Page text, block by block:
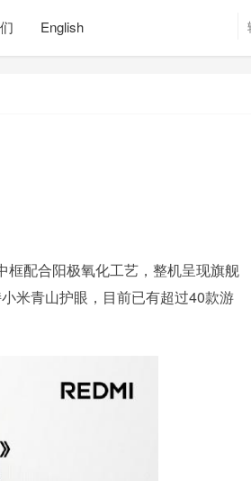
English
配合阳极氧化工艺，整机呈现旗舰
米青山护眼，目前已有超过40款游